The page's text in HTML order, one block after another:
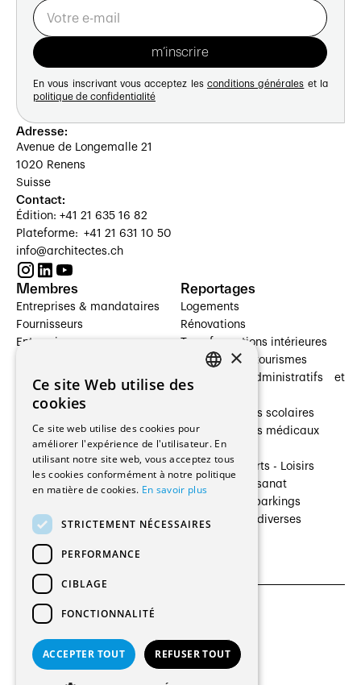
En vous inscrivant vous acceptez les conditions générales et la
politique de confidentialité
Adresse:
Avenue de Longemalle 21
1020 Renens
Suisse
Contact:
Édition: +41 21 635 16 82
Plateforme: +41 21 631 10 50
info@architectes.ch
Membres
Entreprises & mandataires
Fournisseurs
Entreprises
Architectes paysagistes
Architectes d'intérieur
Entreprises générales
Ingénieurs et mandataires
Installateurs
Fabricants / Fournisseurs
Régies immobilières
Gestion PPE
Reportages
Logements
Rénovations
Transformations intérieures
Hôtelleries et tourismes
Bâtiments administratifs et
Établissements scolaires
Établissements médicaux
Villas
Cultures - Sports - Loisirs
Industrie - Artisanat
Transports et parkings
Constructions diverses
© 2026 Tous droits réservés
CGU et Politique de confidentialités
×
Ce site Web utilise des
cookies
Ce site web utilise des cookies pour
améliorer l'expérience de l'utilisateur. En
utilisant notre site web, vous acceptez tous
les cookies conformément à notre politique
en matière de cookies. En savoir plus
STRICTEMENT NÉCESSAIRES
PERFORMANCE
CIBLAGE
FONCTIONNALITÉ
ACCEPTER TOUT REFUSER TOUT